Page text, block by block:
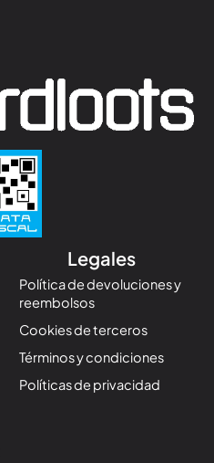
Legales
Política de devoluciones y
reembolsos
Cookies de terceros
Términos y condiciones
Políticas de privacidad